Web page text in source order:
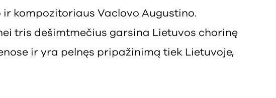
kompozitoriaus Vaclovo Augustino.
tris dešimtmečius garsina Lietuvos chorinę
ir yra pelnęs pripažinimą tiek Lietuvoje,